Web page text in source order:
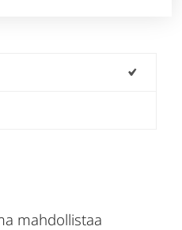
mahdollistaa